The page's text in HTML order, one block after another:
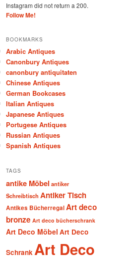
Instagram did not return a 200.
Follow Me!
BOOKMARKS
Arabic Antiques
Canonbury Antiques
canonbury antiquitaten
Chinese Antiques
German Bookcases
Italian Antiques
Japanese Antiques
Portugese Antiques
Russian Antiques
Spanish Antiques
TAGS
antike Möbel antiker
Schreibtisch Antiker Tisch
Antikes BücherregalArt deco
bronze Art deco bücherschrank
Art Deco Möbel Art Deco
Schrank Art Deco